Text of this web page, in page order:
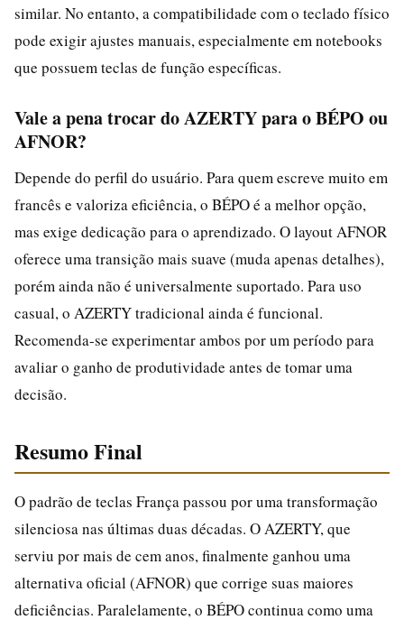
similar. No entanto, a compatibilidade com o teclado físico
pode exigir ajustes manuais, especialmente em notebooks
que possuem teclas de função específicas.
Vale a pena trocar do AZERTY para o BÉPO ou
AFNOR?
Depende do perfil do usuário. Para quem escreve muito em
francês e valoriza eficiência, o BÉPO é a melhor opção,
mas exige dedicação para o aprendizado. O layout AFNOR
oferece uma transição mais suave (muda apenas detalhes),
porém ainda não é universalmente suportado. Para uso
casual, o AZERTY tradicional ainda é funcional.
Recomenda-se experimentar ambos por um período para
avaliar o ganho de produtividade antes de tomar uma
decisão.
Resumo Final
O padrão de teclas França passou por uma transformação
silenciosa nas últimas duas décadas. O AZERTY, que
serviu por mais de cem anos, finalmente ganhou uma
alternativa oficial (AFNOR) que corrige suas maiores
deficiências. Paralelamente, o BÉPO continua como uma